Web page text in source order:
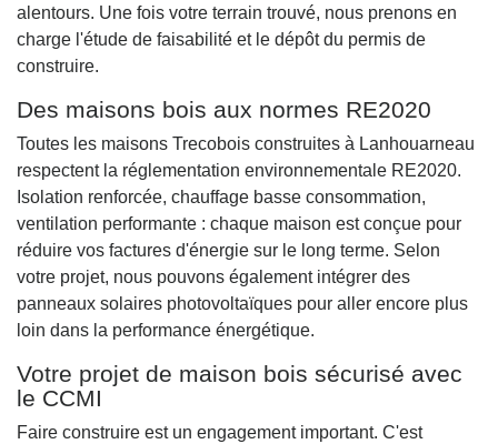
alentours. Une fois votre terrain trouvé, nous prenons en
charge l'étude de faisabilité et le dépôt du permis de
construire.
Des maisons bois aux normes RE2020
Toutes les maisons Trecobois construites à Lanhouarneau
respectent la réglementation environnementale RE2020.
Isolation renforcée, chauffage basse consommation,
ventilation performante : chaque maison est conçue pour
réduire vos factures d'énergie sur le long terme. Selon
votre projet, nous pouvons également intégrer des
panneaux solaires photovoltaïques pour aller encore plus
loin dans la performance énergétique.
Votre projet de maison bois sécurisé avec
le CCMI
Faire construire est un engagement important. C'est